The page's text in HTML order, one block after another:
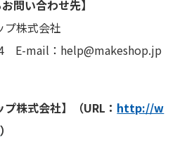
問い合わせ先】
株式会社
E-mail：help@makeshop.jp
プ株式会社】（URL： http://w
）